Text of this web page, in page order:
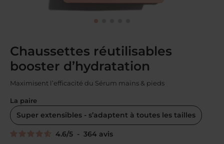
Chaussettes réutilisables
booster d’hydratation
Maximisent l’efficacité du Sérum mains & pieds
La paire
Super extensibles - s’adaptent à toutes les tailles
4.6/5 - 364 avis